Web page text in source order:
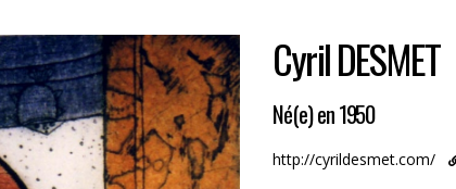
Cyril DESMET
Né(e) en 1950
http://cyrildesmet.com/